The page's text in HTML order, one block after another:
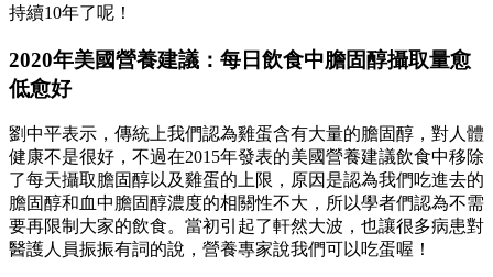
持續10年了呢！
2020年美國營養建議：每日飲食中膽固醇攝取量愈
低愈好
劉中平表示，傳統上我們認為雞蛋含有大量的膽固醇，對人體
健康不是很好，不過在2015年發表的美國營養建議飲食中移除
了每天攝取膽固醇以及雞蛋的上限，原因是認為我們吃進去的
膽固醇和血中膽固醇濃度的相關性不大，所以學者們認為不需
要再限制大家的飲食。當初引起了軒然大波，也讓很多病患對
醫護人員振振有詞的說，營養專家說我們可以吃蛋喔！